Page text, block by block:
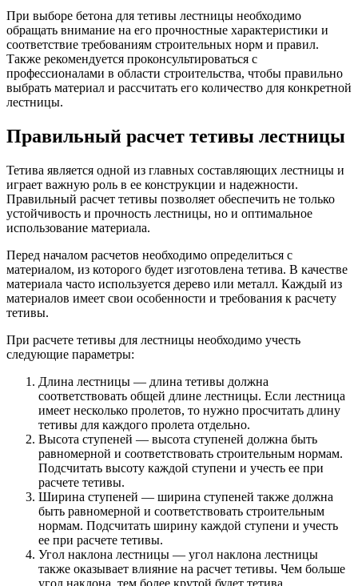
При выборе бетона для тетивы лестницы необходимо
обращать внимание на его прочностные характеристики и
соответствие требованиям строительных норм и правил.
Также рекомендуется проконсультироваться с
профессионалами в области строительства, чтобы правильно
выбрать материал и рассчитать его количество для конкретной
лестницы.
Правильный расчет тетивы лестницы
Тетива является одной из главных составляющих лестницы и
играет важную роль в ее конструкции и надежности.
Правильный расчет тетивы позволяет обеспечить не только
устойчивость и прочность лестницы, но и оптимальное
использование материала.
Перед началом расчетов необходимо определиться с
материалом, из которого будет изготовлена тетива. В качестве
материала часто используется дерево или металл. Каждый из
материалов имеет свои особенности и требования к расчету
тетивы.
При расчете тетивы для лестницы необходимо учесть
следующие параметры:
Длина лестницы — длина тетивы должна
соответствовать общей длине лестницы. Если лестница
имеет несколько пролетов, то нужно просчитать длину
тетивы для каждого пролета отдельно.
Высота ступеней — высота ступеней должна быть
равномерной и соответствовать строительным нормам.
Подсчитать высоту каждой ступени и учесть ее при
расчете тетивы.
Ширина ступеней — ширина ступеней также должна
быть равномерной и соответствовать строительным
нормам. Подсчитать ширину каждой ступени и учесть
ее при расчете тетивы.
Угол наклона лестницы — угол наклона лестницы
также оказывает влияние на расчет тетивы. Чем больше
угол наклона, тем более крутой будет тетива.